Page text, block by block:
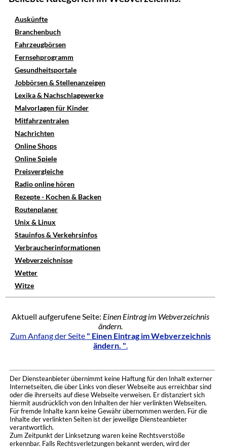
Auskünfte
Branchenbuch
Fahrzeugbörsen
Fernsehprogramm
Gesundheitsportale
Jobbörsen & Stellenanzeigen
Lexika & Nachschlagewerke
Malvorlagen für Kinder
Mitfahrzentralen
Nachrichten
Online Shops
Online Spiele
Preisvergleiche
Radio online hören
Rezepte - Kochen & Backen
Routenplaner
Unix & Linux
Stauinfos & Verkehrsinfos
Verbraucherinformationen
Webverzeichnisse
Wetter
Witze
Aktuell aufgerufene Seite: Einen Eintrag im Webverzeichnis
ändern.
Zum Anfang der Seite " Einen Eintrag im Webverzeichnis
ändern. ".
Der Diensteanbieter übernimmt keine Haftung für den Inhalt externer
Internetseiten, die über Links von dieser Webseite aus erreichbar sind
oder die ihrerseits auf diese Webseite verweisen. Er distanziert sich
hiermit ausdrücklich von den Inhalten der hier verlinkten Webseiten.
Für fremde Inhalte kann keine Gewähr übernommen werden. Für die
Inhalte der verlinkten Seiten ist der jeweilige Diensteanbieter
verantwortlich.
Zum Zeitpunkt der Linksetzung waren keine Rechtsverstöße
erkennbar. Falls Rechtsverletzungen bekannt werden, wird der